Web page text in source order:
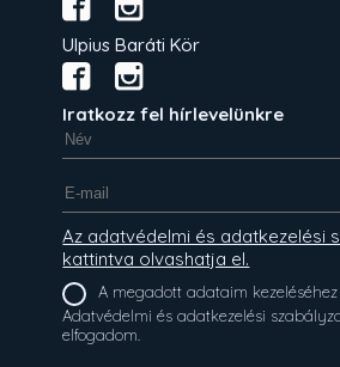
Ulpius Baráti Kör
Iratkozz fel hírlevelünkre
Az adatvédelmi és adatkezelési
kattintva olvashatja el.
A megadott adataim
Adatvédelmi és adatkezelési szabályzatban
elfogadom.